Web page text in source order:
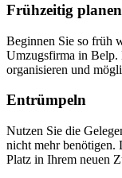
Frühzeitig planen
Beginnen Sie so früh
Umzugsfirma in Belp.
organisieren und
Entrümpeln
Nutzen Sie die
nicht mehr benötigen.
Platz in Ihrem neuen